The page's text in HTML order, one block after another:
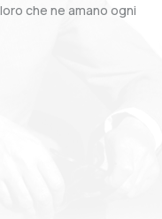
che ne amano ogni